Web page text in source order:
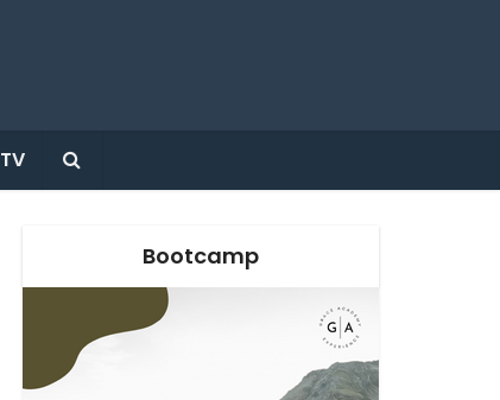
TV
Bootcamp